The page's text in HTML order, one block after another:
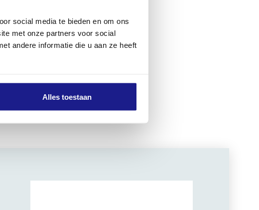
social media te bieden en om ons
met onze partners voor social
andere informatie die u aan ze heeft
Alles toestaan
van asfalt,
mm is compatibel met